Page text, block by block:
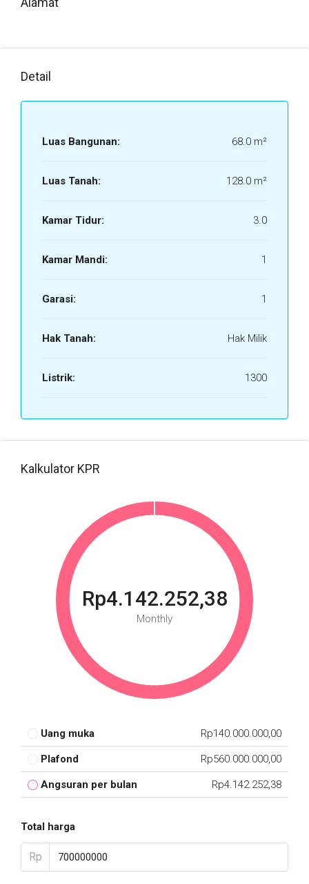
Detail
Luas Bangunan: 68.0 m²
Luas Tanah: 128.0 m²
Kamar Tidur: 3.0
Kamar Mandi: 1
Garasi: 1
Hak Tanah: Hak Milik
Listrik: 1300
Kalkulator KPR
Rp4.142.252,38
Monthly
Uang muka Rp140.000.000,00
Plafond Rp560.000.000,00
Angsuran per bulan Rp4.142.252,38
Total harga
Rp